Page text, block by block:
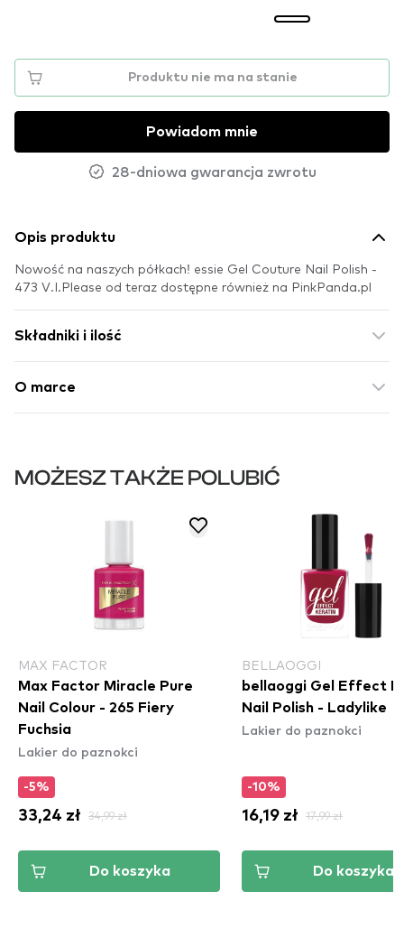
Produktu nie ma na stanie
Powiadom mnie
28-dniowa gwarancja zwrotu
Opis produktu
Nowość na naszych półkach! essie Gel Couture Nail Polish -
473 V.I.Please od teraz dostępne również na PinkPanda.pl
Składniki i ilość
O marce
MOŻESZ TAKŻE POLUBIĆ
MAX FACTOR
Max Factor Miracle Pure
Nail Colour - 265 Fiery
Fuchsia
Lakier do paznokci
-5%
33,24 zł 34,99 zł
Do koszyka
BELLAOGGI
bellaoggi Gel Effect
Nail Polish - Ladylike
Lakier do paznokci
-10%
16,19 zł 17,99 zł
Do koszyka